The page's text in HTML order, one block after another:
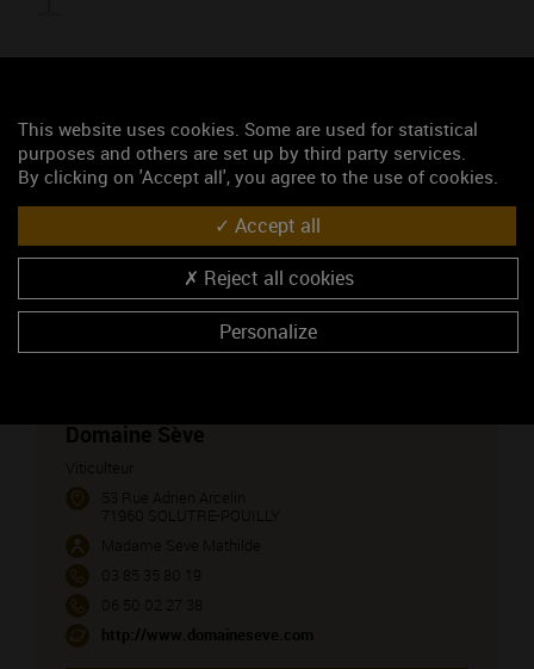
MÂCON-SOLUTRE (vin blanc)
POUILLY-FUISSE (vin blanc)
Pouilly-Fuissé Premier Cru - Au Vignerais (vin blanc)
Pouilly-Fuissé Premier Cru - Aux Chailloux (vin blanc)
Domaine Sève
Viticulteur
53 Rue Adrien Arcelin
71960 SOLUTRE-POUILLY
Madame Seve Mathilde
03 85 35 80 19
06 50 02 27 38
http://www.domaineseve.com
This website uses cookies. Some are used for statistical
purposes and others are set up by third party services.
By clicking on 'Accept all', you agree to the use of cookies.
Accept all
Reject all cookies
Personalize